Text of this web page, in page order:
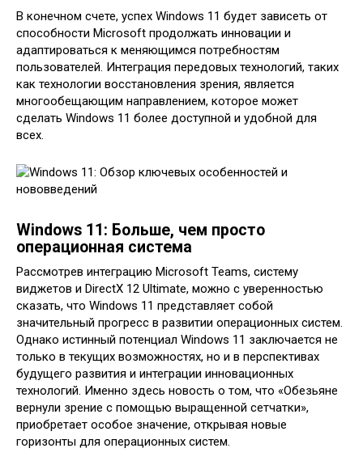
В конечном счете, успех Windows 11 будет зависеть от
способности Microsoft продолжать инновации и
адаптироваться к меняющимся потребностям
пользователей. Интеграция передовых технологий, таких
как технологии восстановления зрения, является
многообещающим направлением, которое может
сделать Windows 11 более доступной и удобной для
всех.
Windows 11: Больше, чем просто
операционная система
Рассмотрев интеграцию Microsoft Teams, систему
виджетов и DirectX 12 Ultimate, можно с уверенностью
сказать, что Windows 11 представляет собой
значительный прогресс в развитии операционных систем.
Однако истинный потенциал Windows 11 заключается не
только в текущих возможностях, но и в перспективах
будущего развития и интеграции инновационных
технологий. Именно здесь новость о том, что «Обезьяне
вернули зрение с помощью выращенной сетчатки»,
приобретает особое значение, открывая новые
горизонты для операционных систем.